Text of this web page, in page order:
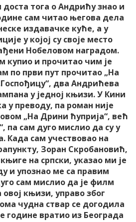
тога о Андрићу знао и
сам читао његова дела
издавачке куће, а у
у којој су своје место
Нобеловом наградом.
купио и прочитао чим је
по први пут прочитао „На
два Андрићева
у једној књизи. У Кини
у преводу, па роман није
„На Дрини ћуприја“, већ
па сам дуго мислио да су у
Када сам учествовао на
Зоран Скробановић,
на српски, указао ми је
и упознао ме са правим
сам мислио да је филм
овој књизи, управо због
чудна ствар се догодила
године вратио из Београда